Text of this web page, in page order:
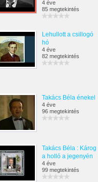
4 éve
85 megtekintés
Lehullott a csillogó
hó
4 éve
82 megtekintés
Takács Béla énekel
4 éve
96 megtekintés
Takács Béla : Károg
a holló a jegenyén
4 éve
99 megtekintés